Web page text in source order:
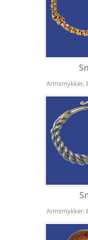
Armsmykker,
Armsmykker,